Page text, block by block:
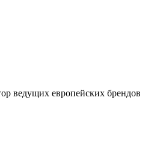
ведущих европейских брендов